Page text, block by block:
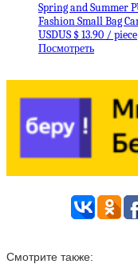
Spring and Summer
Fashion Small Bag
USDUS $ 13.90 / piece
Посмотреть
Смотрите также: